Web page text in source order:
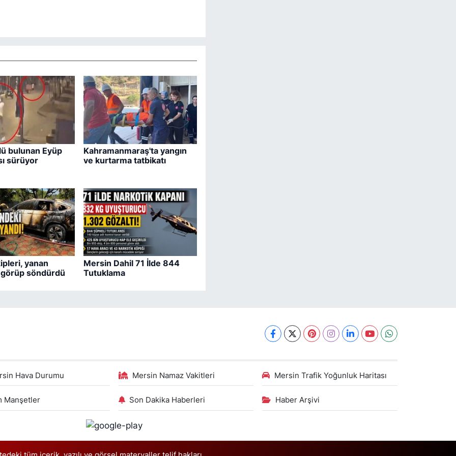
bulunan Eyüp
sürüyor
Kahramanmaraş'ta yangın
ve kurtarma tatbikatı
yanan
söndürdü
Mersin Dahil 71 İlde 844
Tutuklama
Hava Durumu Mersin Namaz Vakitleri Mersin Trafik Yoğunluk Haritası
Manşetler Son Dakika Haberleri Haber Arşivi